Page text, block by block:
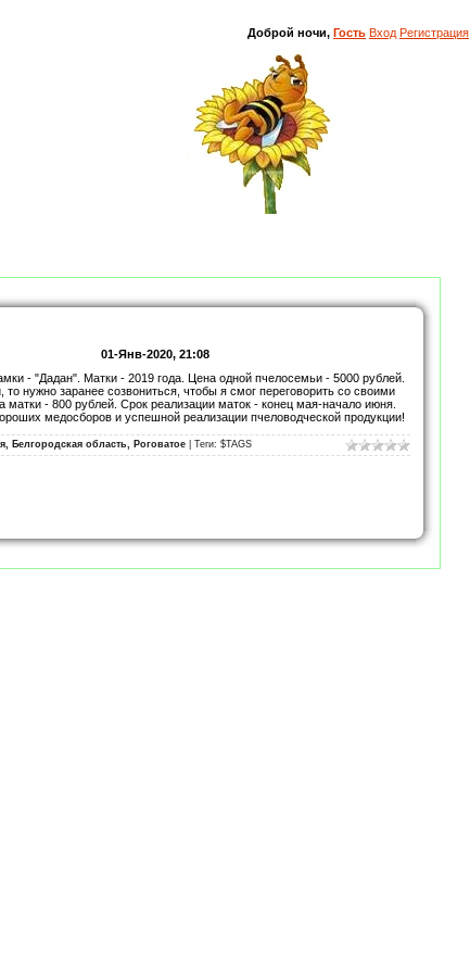
Доброй ночи, Гость Вход Регистрация
01-Янв-2020, 21:08
- "Дадан". Матки - 2019 года. Цена одной пчелосемьи - 5000 рублей.
нужно заранее созвониться, чтобы я смог переговорить со своими
- 800 рублей. Срок реализации маток - конец мая-начало июня.
медосборов и успешной реализации пчеловодческой продукции!
Белгородская область, Роговатое | Теги: $TAGS